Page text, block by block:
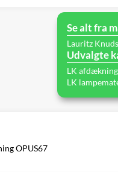
Se alt fra
Lauritz
Udvalgte
LK
LK
OPUS67